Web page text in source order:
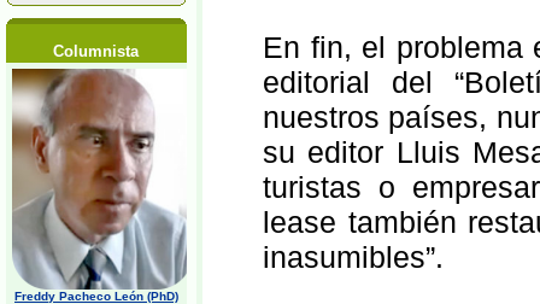
Columnista
Freddy Pacheco León (PhD)
En fin, el problema
editorial del
nuestros países,
su editor Lluis
turistas o
lease también
inasumibles”.